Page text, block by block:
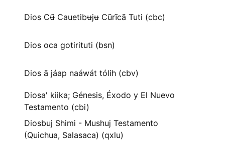
Dios Cʉ̃ Cauetibʉjʉ Cũrĩcã Tuti (cbc)
Dios oca gotirituti (bsn)
Dios ã jáap naáwát tólih (cbv)
Diosa' kiika; Génesis, Éxodo y El Nuevo
Testamento (cbi)
Diosbuj Shimi - Mushuj Testamento
(Quichua, Salasaca) (qxlu)